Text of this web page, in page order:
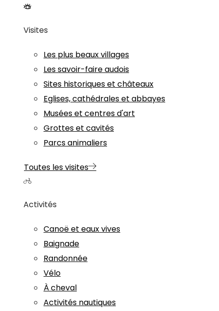
Visites
Les plus beaux villages
Les savoir-faire audois
Sites historiques et châteaux
Eglises, cathédrales et abbayes
Musées et centres d'art
Grottes et cavités
Parcs animaliers
Toutes les visites
Activités
Canoë et eaux vives
Baignade
Randonnée
Vélo
À cheval
Activités nautiques